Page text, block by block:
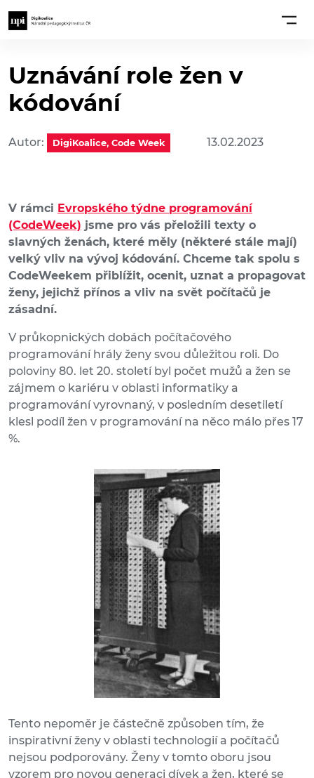
Uznávání role žen v
kódování
Autor: DigiKoalice, Code Week 13.02.2023
V rámci Evropského týdne programování
(CodeWeek) jsme pro vás přeložili texty o
slavných ženách, které měly (některé stále mají)
velký vliv na vývoj kódování. Chceme tak spolu s
CodeWeekem přiblížit, ocenit, uznat a propagovat
ženy, jejichž přínos a vliv na svět počítačů je
zásadní.
V průkopnických dobách počítačového
programování hrály ženy svou důležitou roli. Do
poloviny 80. let 20. století byl počet mužů a žen se
zájmem o kariéru v oblasti informatiky a
programování vyrovnaný, v posledním desetiletí
klesl podíl žen v programování na něco málo přes 17
%.
Tento nepoměr je částečně způsoben tím, že
inspirativní ženy v oblasti technologií a počítačů
nejsou podporovány. Ženy v tomto oboru jsou
vzorem pro novou generaci dívek a žen, které se